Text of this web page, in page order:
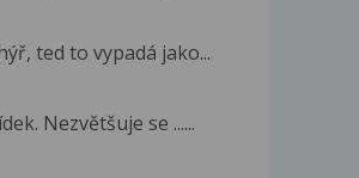
ted to vypadá jako...
Nezvětšuje se ......